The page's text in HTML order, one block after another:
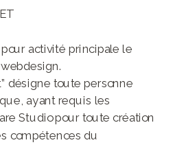
activité principale le
désigne toute personne
ayant requis les
Studio pour toute création
compétences du